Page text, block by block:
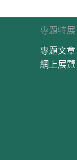
專題特展
專題文章
網上展覽